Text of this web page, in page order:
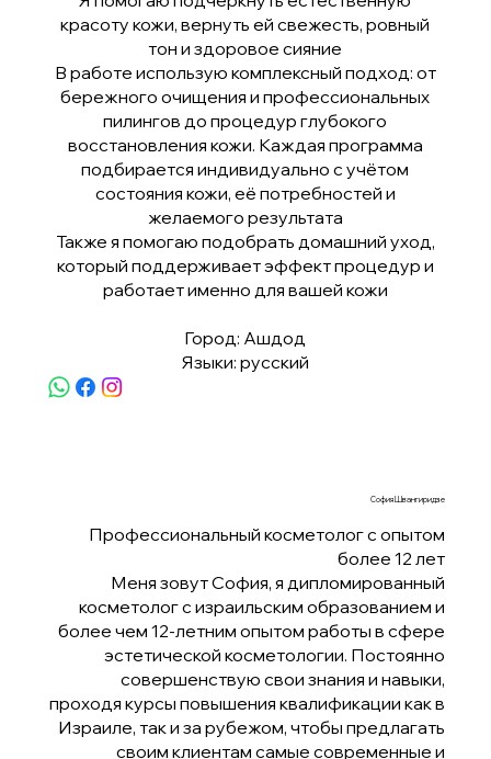
красоту кожи, вернуть ей свежесть, ровный
тон и здоровое сияние
В работе использую комплексный подход: от
бережного очищения и профессиональных
пилингов до процедур глубокого
восстановления кожи. Каждая программа
подбирается индивидуально с учётом
состояния кожи, её потребностей и
желаемого результата
Также я помогаю подобрать домашний уход,
который поддерживает эффект процедур и
работает именно для вашей кожи
Город: Ашдод
Языки: русский
София Швангиридзе
Профессиональный косметолог с опытом
более 12 лет
Меня зовут София, я дипломированный
косметолог с израильским образованием и
более чем 12-летним опытом работы в сфере
эстетической косметологии. Постоянно
совершенствую свои знания и навыки,
проходя курсы повышения квалификации как в
Израиле, так и за рубежом, чтобы предлагать
своим клиентам самые современные и